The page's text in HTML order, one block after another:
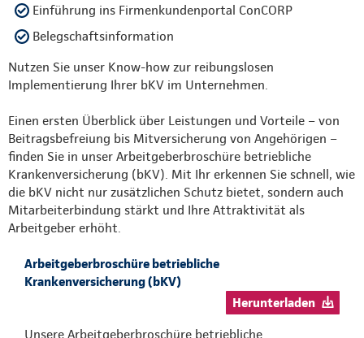
Einführung ins Firmenkundenportal ConCORP
Belegschaftsinformation
Nutzen Sie unser Know-how zur reibungslosen
Implementierung Ihrer bKV im Unternehmen.
Einen ersten Überblick über Leistungen und Vorteile – von
Beitragsbefreiung bis Mitversicherung von Angehörigen –
finden Sie in unser Arbeitgeberbroschüre betriebliche
Krankenversicherung (bKV). Mit Ihr erkennen Sie schnell, wie
die bKV nicht nur zusätzlichen Schutz bietet, sondern auch
Mitarbeiterbindung stärkt und Ihre Attraktivität als
Arbeitgeber erhöht.
Arbeitgeberbroschüre betriebliche
Krankenversicherung (bKV)
Herunterladen
Unsere Arbeitgeberbroschüre betriebliche